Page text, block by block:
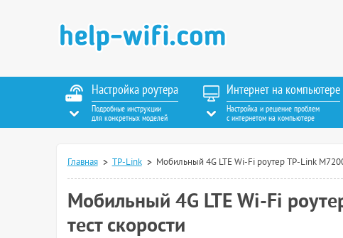
Настройка роутера
Подробные инструкции
для конкретных моделей
Интернет на компьютере
Настройка и решение проблем
с интернетом на компьютере
Главная TP-Link Мобильный 4G LTE Wi-Fi роутер TP-Link
Мобильный 4G LTE Wi-Fi
тест скорости